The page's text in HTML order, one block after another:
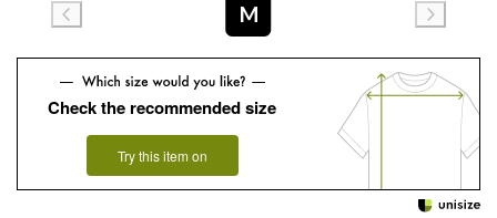
M
Check the recommended size
Try this item on